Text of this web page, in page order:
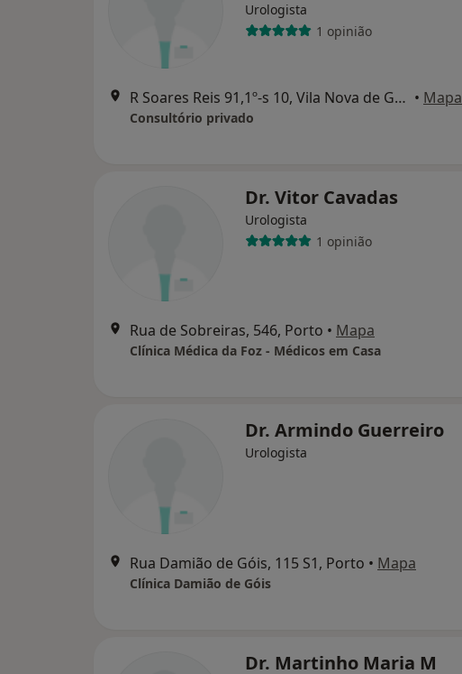
Urologista
1 opinião
R Soares Reis 91,1º-s 10, Vila Nova de Gaia • Mapa
Consultório privado
Dr. Vitor Cavadas
Urologista
1 opinião
Rua de Sobreiras, 546, Porto • Mapa
Clínica Médica da Foz - Médicos em Casa
Dr. Armindo Guerreiro
Urologista
Rua Damião de Góis, 115 S1, Porto • Mapa
Clínica Damião de Góis
Dr. Martinho Maria M